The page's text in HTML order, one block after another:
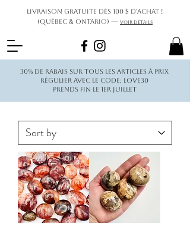
Livraison gratuite dès 100 $ d’achat !
(Québec & Ontario) — Voir détails
30% de rabais sur tous les articles à prix
régulier avec le code: love30
Prends fin le 1er juillet